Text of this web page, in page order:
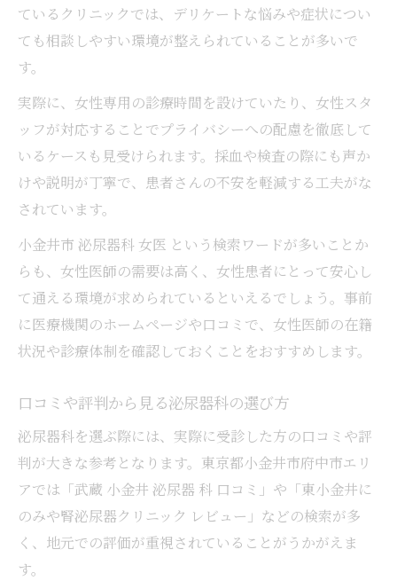
ているクリニックでは、デリケートな悩みや症状につい
ても相談しやすい環境が整えられていることが多いで
す。
実際に、女性専用の診療時間を設けていたり、女性スタ
ッフが対応することでプライバシーへの配慮を徹底して
いるケースも見受けられます。採血や検査の際にも声か
けや説明が丁寧で、患者さんの不安を軽減する工夫がな
されています。
小金井市 泌尿器科 女医 という検索ワードが多いことか
らも、女性医師の需要は高く、女性患者にとって安心し
て通える環境が求められているといえるでしょう。事前
に医療機関のホームページや口コミで、女性医師の在籍
状況や診療体制を確認しておくことをおすすめします。
口コミや評判から見る泌尿器科の選び方
泌尿器科を選ぶ際には、実際に受診した方の口コミや評
判が大きな参考となります。東京都小金井市府中市エリ
アでは「武蔵 小金井 泌尿器 科 口コミ」や「東小金井に
のみや腎泌尿器クリニック レビュー」などの検索が多
く、地元での評価が重視されていることがうかがえま
す。